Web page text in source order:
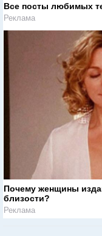
Все посты любимых
Реклама
Почему женщины
близости?
Реклама